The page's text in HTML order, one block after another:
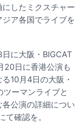
したミクスチャー
ア各国でライブを
に大阪・BIGCAT
20日に香港公演も
10月4日の大阪・
ーマンライブと
公演の詳細につい
確認を。